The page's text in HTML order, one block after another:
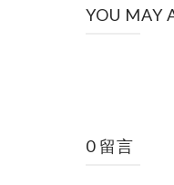
YOU MAY
0 留言